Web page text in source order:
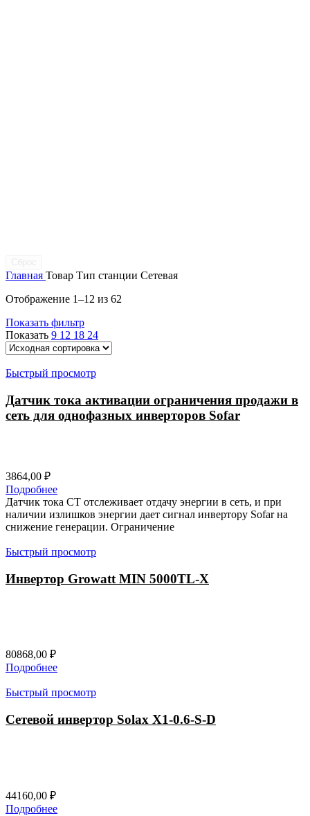
Главная Товар Тип станции Сетевая
Отображение 1–12 из 62
Показать фильтр
Показать 9 12 18 24
Быстрый просмотр
Датчик тока активации ограничения продажи в
сеть для однофазных инверторов Sofar
3864,00 ₽
Подробнее
Датчик тока CT отслеживает отдачу энергии в сеть, и при
наличии излишков энергии дает сигнал инвертору Sofar на
снижение генерации. Ограничение
Быстрый просмотр
Инвертор Growatt MIN 5000TL-X
80868,00 ₽
Подробнее
Быстрый просмотр
Сетевой инвертор Solax X1-0.6-S-D
44160,00 ₽
Подробнее